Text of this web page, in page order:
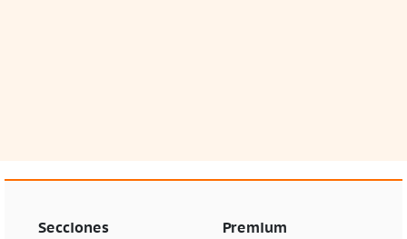
Secciones Premium